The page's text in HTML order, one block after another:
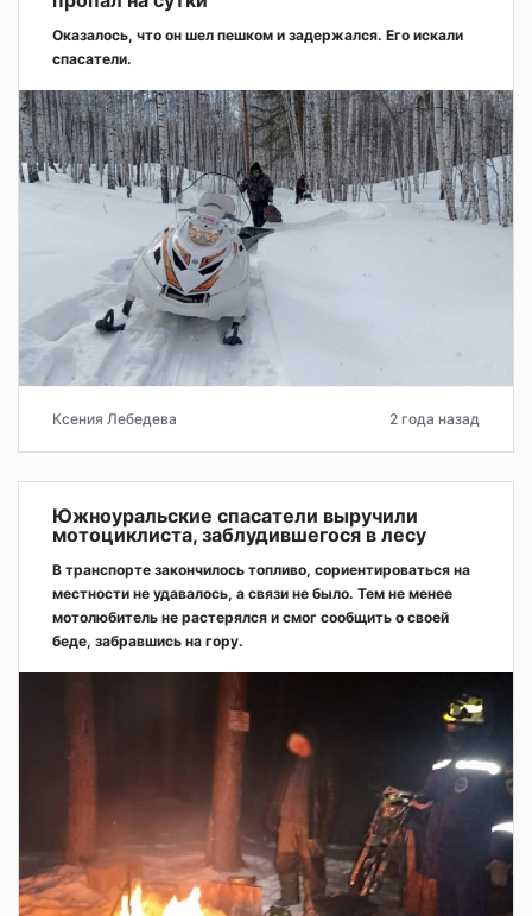
Оказалось, что он шел пешком и задержался. Его искали
спасатели.
Ксения Лебедева 2 года назад
Южноуральские спасатели выручили
мотоциклиста, заблудившегося в лесу
В транспорте закончилось топливо, сориентироваться на
местности не удавалось, а связи не было. Тем не менее
мотолюбитель не растерялся и смог сообщить о своей
беде, забравшись на гору.